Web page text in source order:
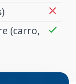
(carro,